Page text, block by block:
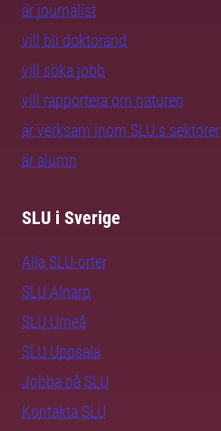
är journalist
vill bli doktorand
vill söka jobb
vill rapportera om naturen
är verksam inom SLU:s sektorer
är alumn
SLU i Sverige
Alla SLU-orter
SLU Alnarp
SLU Umeå
SLU Uppsala
Jobba på SLU
Kontakta SLU